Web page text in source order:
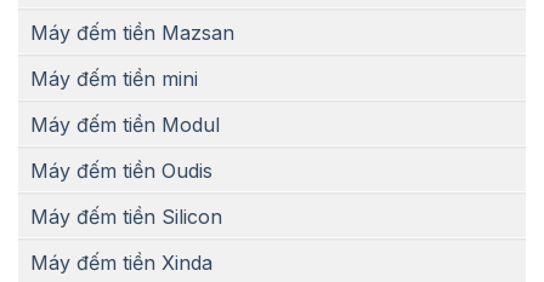
Máy đếm tiền Mazsan
Máy đếm tiền mini
Máy đếm tiền Modul
Máy đếm tiền Oudis
Máy đếm tiền Silicon
Máy đếm tiền Xinda